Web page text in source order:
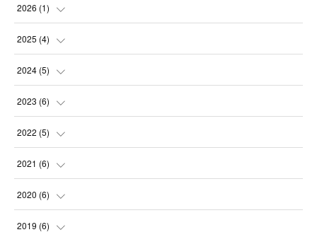
2026 (1)
( )
2025 (4)
( )
( )
(
(
2024 (5)
( )
( )
(
(
2023 (6)
( )
( )
(
(
2022 (5)
( )
( )
(
2021 (6)
( )
( )
2020 (6)
( )
2019 (6)